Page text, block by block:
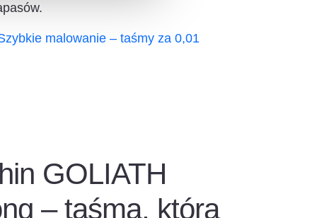
malowanie – taśmy za 0,01
GOLIATH
– taśma, która